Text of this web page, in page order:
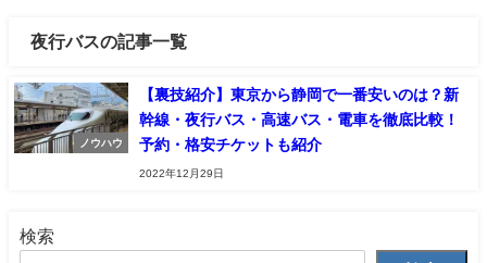
夜行バスの記事一覧
ノウハウ
【裏技紹介】東京から静岡で一番安いのは？新
幹線・夜行バス・高速バス・電車を徹底比較！
予約・格安チケットも紹介
2022年12月29日
検索